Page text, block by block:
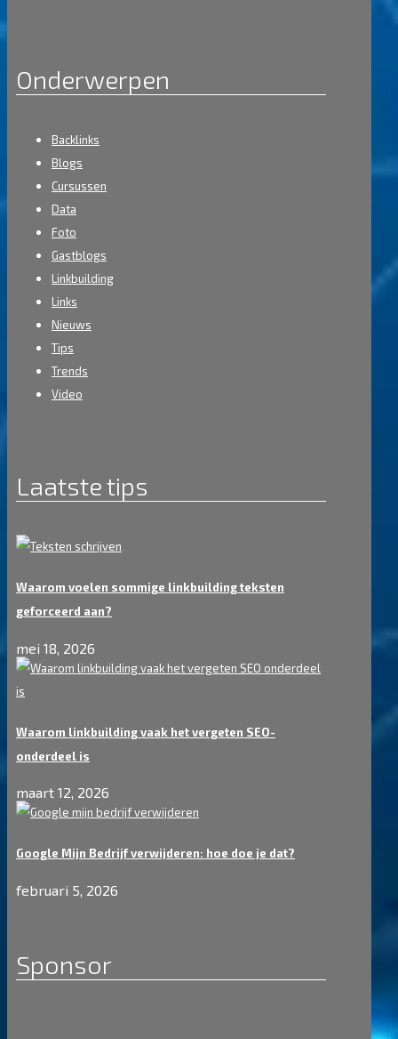
Onderwerpen
Backlinks
Blogs
Cursussen
Data
Foto
Gastblogs
Linkbuilding
Links
Nieuws
Tips
Trends
Video
Laatste tips
Waarom voelen sommige linkbuilding teksten
geforceerd aan?
mei 18, 2026
Waarom linkbuilding vaak het vergeten SEO-
onderdeel is
maart 12, 2026
Google Mijn Bedrijf verwijderen: hoe doe je dat?
februari 5, 2026
Sponsor